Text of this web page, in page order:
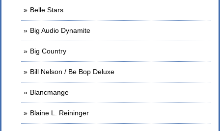
Belle Stars
Big Audio Dynamite
Big Country
Bill Nelson / Be Bop Deluxe
Blancmange
Blaine L. Reininger